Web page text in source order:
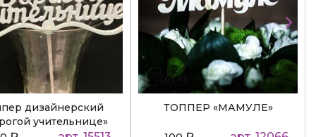
дизайнерский
учительнице»
ТОППЕР «МАМУЛЕ»